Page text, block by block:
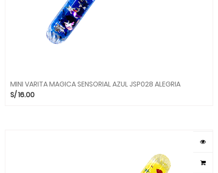
MINI VARITA MAGICA SENSORIAL AZUL JSP028 ALEGRIA
S/16.00